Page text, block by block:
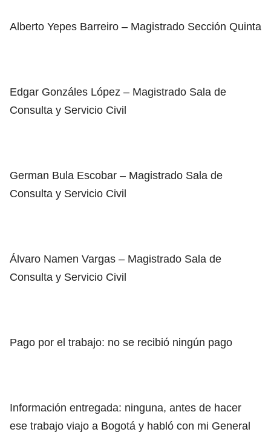
Alberto Yepes Barreiro – Magistrado Sección Quinta
Edgar Gonzáles López – Magistrado Sala de
Consulta y Servicio Civil
German Bula Escobar – Magistrado Sala de
Consulta y Servicio Civil
Álvaro Namen Vargas – Magistrado Sala de
Consulta y Servicio Civil
Pago por el trabajo: no se recibió ningún pago
Información entregada: ninguna, antes de hacer
ese trabajo viajo a Bogotá y habló con mi General